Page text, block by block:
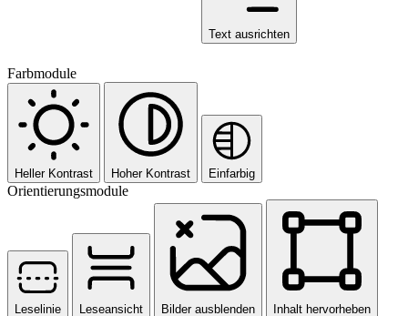
Text ausrichten
Farbmodule
Heller Kontrast Hoher Kontrast Einfarbig
Orientierungsmodule
Leselinie Leseansicht Bilder ausblenden Inhalt hervorheben